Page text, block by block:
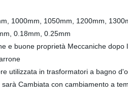
1000mm, 1050mm, 1200mm,
0.18mm, 0.25mm
e buone proprietà Meccaniche dopo
utilizzata in trasformatori a bagno
Cambiata con cambiamento a